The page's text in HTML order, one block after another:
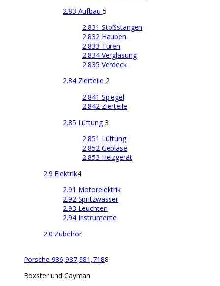
2.83 Aufbau 5
2.831 Stoßstangen
2.832 Hauben
2.833 Türen
2.834 Verglasung
2.835 Verdeck
2.84 Zierteile 2
2.841 Spiegel
2.842 Zierteile
2.85 Lüftung3
2.851 Lüftung
2.852 Gebläse
2.853 Heizgerät
2.9 Elektrik4
2.91 Motorelektrik
2.92 Spritzwasser
2.93 Leuchten
2.94 Instrumente
2.0 Zubehör
Porsche 986,987,981,7188
Boxster und Cayman